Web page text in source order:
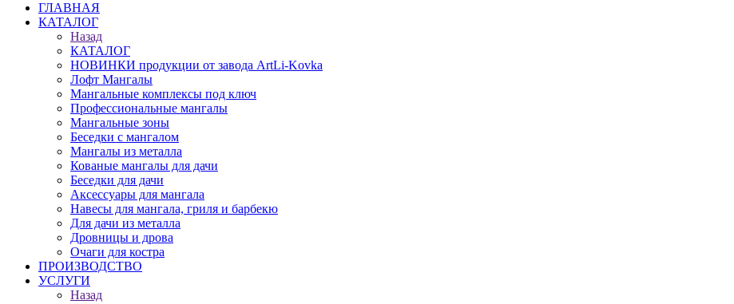
ГЛАВНАЯ
КАТАЛОГ
Назад
КАТАЛОГ
НОВИНКИ продукции от завода ArtLi-Kovka
Лофт Мангалы
Мангальные комплексы под ключ
Профессиональные мангалы
Мангальные зоны
Беседки с мангалом
Мангалы из металла
Кованые мангалы для дачи
Беседки для дачи
Аксессуары для мангала
Навесы для мангала, гриля и барбекю
Для дачи из металла
Дровницы и дрова
Очаги для костра
ПРОИЗВОДСТВО
УСЛУГИ
Назад